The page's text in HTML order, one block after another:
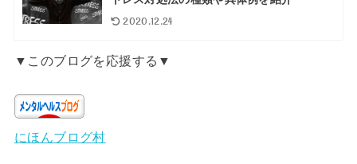
2020.12.24
▼このブログを応援する▼
にほんブログ村